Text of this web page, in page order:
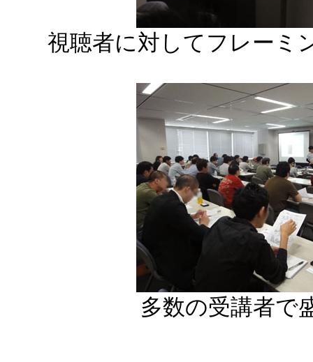
視聴者に対してフレーミ
多数の受講者で